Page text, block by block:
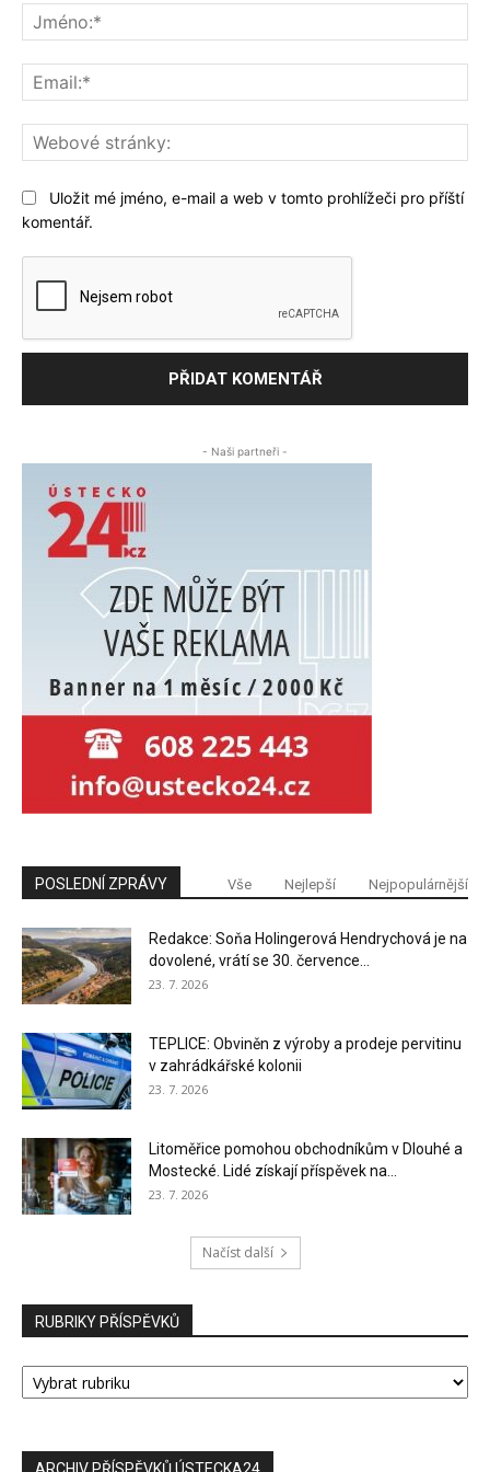
Uložit mé jméno, e-mail a web v tomto prohlížeči pro příští
komentář.
- Naši partneři -
POSLEDNÍ ZPRÁVY Vše Nejlepší Nejpopulárnější
Redakce: Soňa Holingerová Hendrychová je na
dovolené, vrátí se 30. července...
23. 7. 2026
TEPLICE: Obviněn z výroby a prodeje pervitinu
v zahrádkářské kolonii
23. 7. 2026
Litoměřice pomohou obchodníkům v Dlouhé a
Mostecké. Lidé získají příspěvek na...
23. 7. 2026
Načíst další
RUBRIKY PŘÍSPĚVKŮ
RUBRIKY
PŘÍSPĚVKŮ